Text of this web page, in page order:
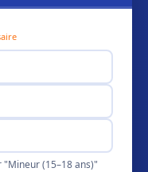
"Mineur (15–18 ans)"